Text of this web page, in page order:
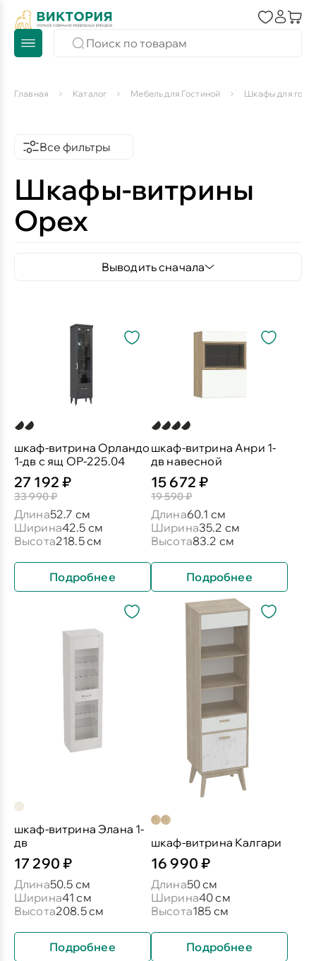
Главная Каталог Мебель для Гостиной Шкафы для
Все фильтры
Шкафы-витрины
Орех
Выводить сначала
шкаф-витрина Орландо
1-дв с ящ ОР-225.04
27 192 ₽
33 990 ₽
Длина52.7 см
Ширина42.5 см
Высота218.5 см
Подробнее
шкаф-витрина Анри 1-
дв навесной
15 672 ₽
19 590 ₽
Длина60.1 см
Ширина35.2 см
Высота83.2 см
Подробнее
шкаф-витрина Элана 1-
дв
17 290 ₽
Длина50.5 см
Ширина41 см
Высота208.5 см
Подробнее
шкаф-витрина Калгари
16 990 ₽
Длина50 см
Ширина40 см
Высота185 см
Подробнее